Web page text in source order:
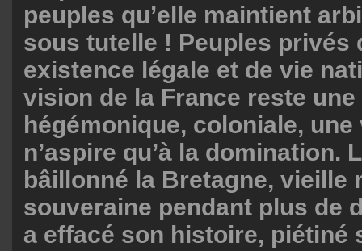
peuples qu’elle maintient
sous tutelle ! Peuples privés
existence légale et de vie
vision de la France reste
hégémonique, coloniale,
n’aspire qu’à la domination.
bâillonné la Bretagne, vieille
souveraine pendant plus de
a effacé son histoire, piétiné